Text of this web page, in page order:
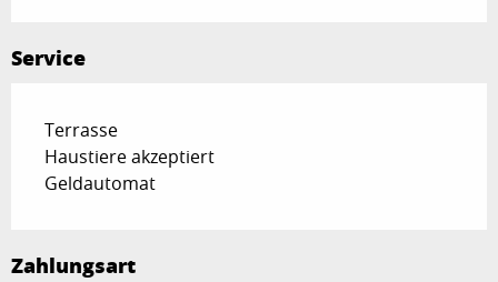
Service
Terrasse
Haustiere akzeptiert
Geldautomat
Zahlungsart